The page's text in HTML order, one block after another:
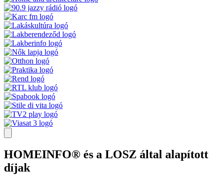
HOMEINFO® és a LOSZ által alapított
díjak